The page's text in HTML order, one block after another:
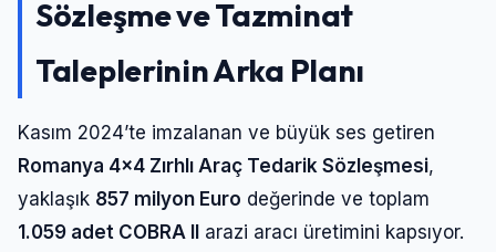
Sözleşme ve Tazminat
Taleplerinin Arka Planı
Kasım 2024’te imzalanan ve büyük ses getiren
Romanya 4×4 Zırhlı Araç Tedarik Sözleşmesi,
yaklaşık 857 milyon Euro değerinde ve toplam
1.059 adet COBRA II
arazi aracı üretimini kapsıyor.